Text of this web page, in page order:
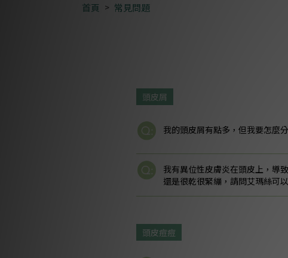
首頁 常見問題
頭皮屑
我的頭皮屑有點多，但我要怎麼
我有異位性皮膚炎在頭皮上，導
還是很乾很緊繃，請問艾瑪絲可
頭皮痘痘